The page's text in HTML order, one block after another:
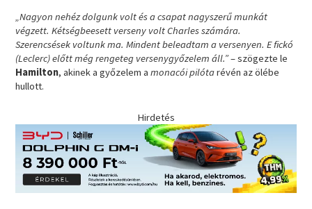
„Nagyon nehéz dolgunk volt és a csapat nagyszerű munkát
végzett. Kétségbeesett verseny volt Charles számára.
Szerencsések voltunk ma. Mindent beleadtam a versenyen. E fickó
(Leclerc) előtt még rengeteg versenygyőzelem áll.”– szögezte le
Hamilton, akinek a győzelem amonacói pilótarévén az ölébe
hullott.
Hirdetés